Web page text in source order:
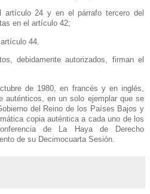
24 y en el párrafo tercero del
en el artículo 42;
44.
debidamente autorizados, firman el
de 1980, en francés y en inglés,
auténticos, en un solo ejemplar que se
del Reino de los Países Bajos y
copia auténtica a cada uno de los
de La Hayade Derecho
de su Decimocuarta Sesión.